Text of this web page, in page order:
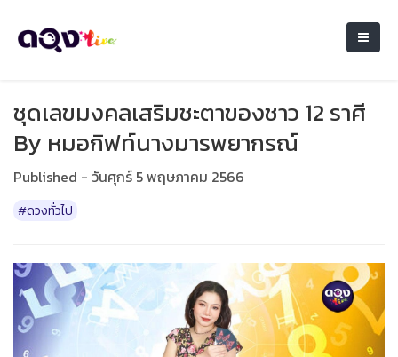
ชุดเลขมงคลเสริมชะตาของชาว 12 ราศี
By หมอกิฟท์นางมารพยากรณ์
Published - วันศุกร์ 5 พฤษภาคม 2566
#ดวงทั่วไป